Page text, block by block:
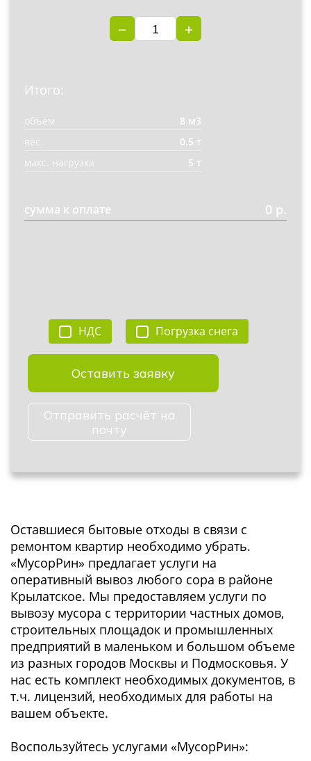
− +
Итого:
объём
8 м3
вес
0.5 т
макс. нагрузка
5 т
сумма к оплате 0 р.
Оставить заявку
Отправить расчёт на
почту
НДС Погрузка снега
Оставшиеся бытовые отходы в связи с
ремонтом квартир необходимо убрать.
«МусорРин» предлагает услуги на
оперативный вывоз любого сора в районе
Крылатское. Мы предоставляем услуги по
вывозу мусора с территории частных домов,
строительных площадок и промышленных
предприятий в маленьком и большом объеме
из разных городов Москвы и Подмосковья. У
нас есть комплект необходимых документов, в
т.ч. лицензий, необходимых для работы на
вашем объекте.
Воспользуйтесь услугами «МусорРин»: